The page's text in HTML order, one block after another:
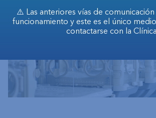
⚠️ Las anteriores vías de comunicación
funcionamiento y este es el único
contactarse con la